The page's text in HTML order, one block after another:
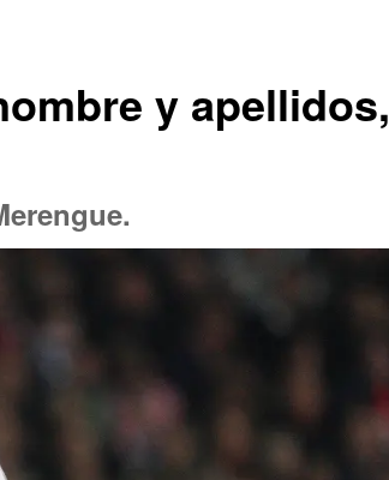
y apellidos,